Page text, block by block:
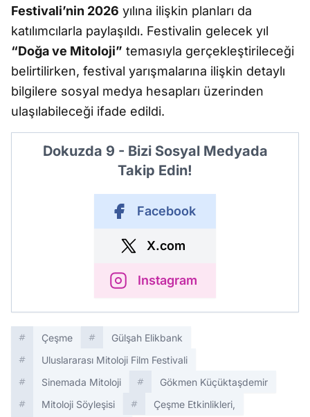
Festivali’nin 2026 yılına ilişkin planları da
katılımcılarla paylaşıldı. Festivalin gelecek yıl
“Doğa ve Mitoloji” temasıyla gerçekleştirileceği
belirtilirken, festival yarışmalarına ilişkin detaylı
bilgilere sosyal medya hesapları üzerinden
ulaşılabileceği ifade edildi.
Dokuzda 9 - Bizi Sosyal Medyada
Takip Edin!
Facebook
X.com
Instagram
Çeşme
Gülşah Elikbank
Uluslararası Mitoloji Film Festivali
Sinemada Mitoloji
Gökmen Küçüktaşdemir
Mitoloji Söyleşisi
Çeşme Etkinlikleri,